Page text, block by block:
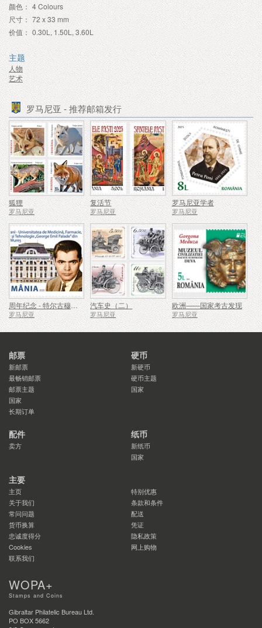
颜色： 4 Colours
尺寸： 72 x 33 mm
价值： 0.30L, 1.50L, 3.60L
主题
人物
艺术
罗马尼亚 - 推荐邮箱发行
狐狸
罗马尼亚
复活节
罗马尼亚
罗马尼亚学者
罗马尼亚
周年纪念 - 特尔古穆列什乔治埃米尔帕拉德医学、药学、科学与技术大学
罗马尼亚
汽车史（二）
罗马尼亚
欧洲——国家考古发现
罗马尼亚
邮票
新邮票
最畅销邮票
邮票主题
国家
长期订单
硬币
新硬币
硬币主题
国家
配件
卖方
纸币
新纸币
国家
主要
主页
特别优惠
关于我们
条款和条件
常问问题
配送
货币换算
凭证
忠诚度得分
隐私政策
Cookies
网上购物
联系我们
WOPA+
Stamps and Coins
Gibraltar Philatelic Bureau Ltd.
PO BOX 5662